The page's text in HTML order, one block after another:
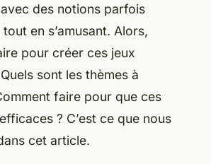
des notions parfois
en s’amusant. Alors,
pour créer ces jeux
sont les thèmes à
faire pour que ces
? C’est ce que nous
cet article.